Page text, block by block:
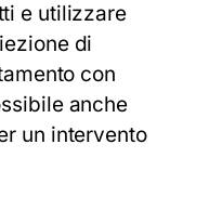
e utilizzare
di
con
anche
un intervento